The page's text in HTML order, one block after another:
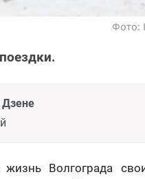
Фото:
Дзене
Волгограда